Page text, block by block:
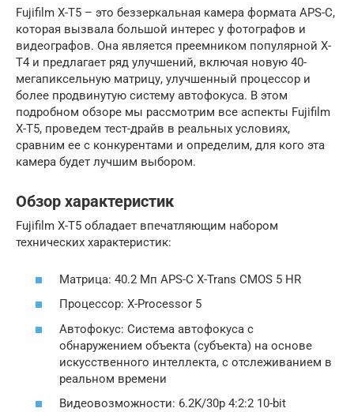
Fujifilm X-T5 – это беззеркальная камера формата APS-C,
которая вызвала большой интерес у фотографов и
видеографов. Она является преемником популярной X-
T4 и предлагает ряд улучшений, включая новую 40-
мегапиксельную матрицу, улучшенный процессор и
более продвинутую систему автофокуса. В этом
подробном обзоре мы рассмотрим все аспекты Fujifilm
X-T5, проведем тест-драйв в реальных условиях,
сравним ее с конкурентами и определим, для кого эта
камера будет лучшим выбором.
Обзор характеристик
Fujifilm X-T5 обладает впечатляющим набором
технических характеристик:
Матрица: 40.2 Мп APS-C X-Trans CMOS 5 HR
Процессор: X-Processor 5
Автофокус: Система автофокуса с
обнаружением объекта (субъекта) на основе
искусственного интеллекта, с отслеживанием в
реальном времени
Видеовозможности: 6.2K/30p 4:2:2 10-bit